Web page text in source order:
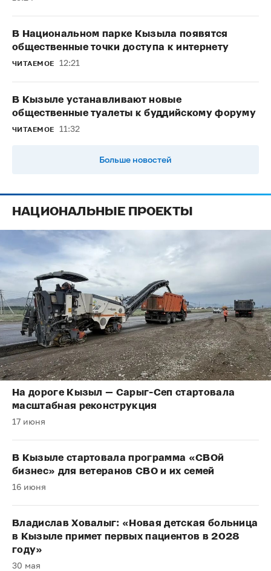
В Национальном парке Кызыла появятся
общественные точки доступа к интернету
ЧИТАЕМОЕ 12:21
В Кызыле устанавливают новые
общественные туалеты к буддийскому форуму
ЧИТАЕМОЕ 11:32
Больше новостей
НАЦИОНАЛЬНЫЕ ПРОЕКТЫ
На дороге Кызыл — Сарыг-Сеп стартовала
масштабная реконструкция
17 июня
В Кызыле стартовала программа «СВОй
бизнес» для ветеранов СВО и их семей
16 июня
Владислав Ховалыг: «Новая детская больница
в Кызыле примет первых пациентов в 2028
году»
30 мая